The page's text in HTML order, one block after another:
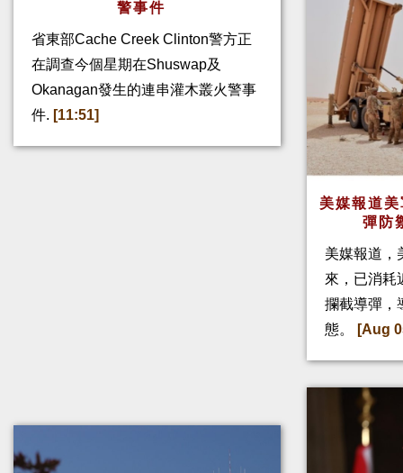
警事件
省東部Cache Creek Clinton警方正
在調查今個星期在Shuswap及
Okanagan發生的連串灌木叢火警事
件. [11:51]
美媒報道
彈防
美媒報道，
來，已消耗
攔截導彈，
態。
[Aug